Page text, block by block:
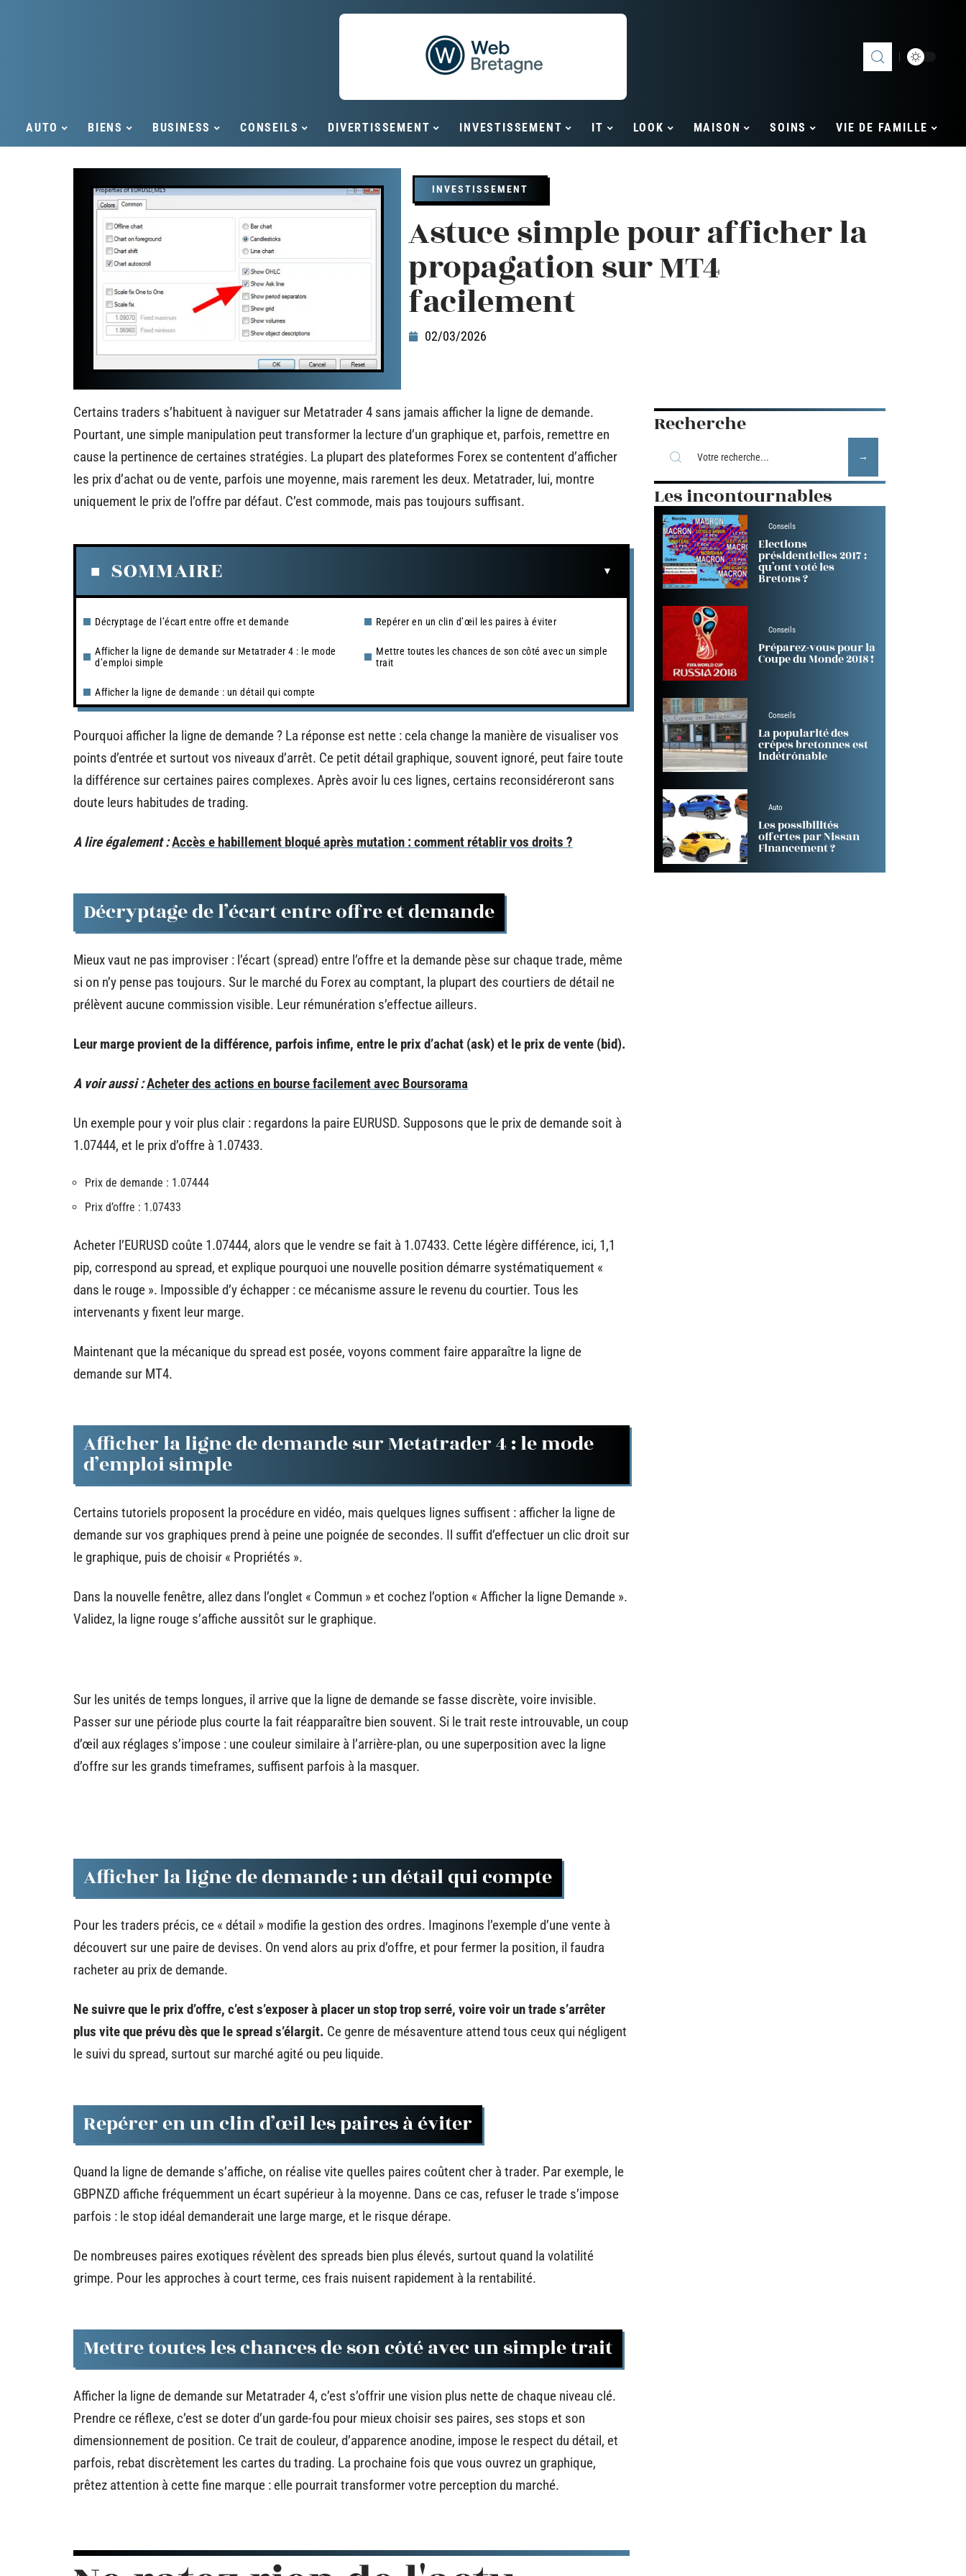
AUTO BIENS BUSINESS CONSEILS DIVERTISSEMENT INVESTISSEMENT IT LOOK MAISON SOINS VIE DE FAMILLE
INVESTISSEMENT
Astuce simple pour afficher la
propagation sur MT4
facilement
02/03/2026
Certains traders s’habituent à naviguer sur Metatrader 4 sans jamais afficher la ligne de demande.
Pourtant, une simple manipulation peut transformer la lecture d’un graphique et, parfois, remettre en
cause la pertinence de certaines stratégies. La plupart des plateformes Forex se contentent d’afficher
les prix d’achat ou de vente, parfois une moyenne, mais rarement les deux. Metatrader, lui, montre
uniquement le prix de l’offre par défaut. C’est commode, mais pas toujours suffisant.
SOMMAIRE
Décryptage de l’écart entre offre et demande
Afficher la ligne de demande sur Metatrader 4 : le mode
d’emploi simple
Afficher la ligne de demande : un détail qui compte
Repérer en un clin d’œil les paires à éviter
Mettre toutes les chances de son côté avec un simple
trait
Pourquoi afficher la ligne de demande ? La réponse est nette : cela change la manière de visualiser vos
points d’entrée et surtout vos niveaux d’arrêt. Ce petit détail graphique, souvent ignoré, peut faire toute
la différence sur certaines paires complexes. Après avoir lu ces lignes, certains reconsidéreront sans
doute leurs habitudes de trading.
A lire également :Accès e habillement bloqué après mutation : comment rétablir vos droits ?
Décryptage de l’écart entre offre et demande
Mieux vaut ne pas improviser : l’écart (spread) entre l’offre et la demande pèse sur chaque trade, même
si on n’y pense pas toujours. Sur le marché du Forex au comptant, la plupart des courtiers de détail ne
prélèvent aucune commission visible. Leur rémunération s’effectue ailleurs.
Leur marge provient de la différence, parfois infime, entre le prix d’achat (ask) et le prix de vente (bid).
A voir aussi :Acheter des actions en bourse facilement avec Boursorama
Un exemple pour y voir plus clair : regardons la paire EURUSD. Supposons que le prix de demande soit à
1.07444, et le prix d’offre à 1.07433.
Prix de demande : 1.07444
Prix d’offre : 1.07433
Acheter l’EURUSD coûte 1.07444, alors que le vendre se fait à 1.07433. Cette légère différence, ici, 1,1
pip, correspond au spread, et explique pourquoi une nouvelle position démarre systématiquement «
dans le rouge ». Impossible d’y échapper : ce mécanisme assure le revenu du courtier. Tous les
intervenants y fixent leur marge.
Maintenant que la mécanique du spread est posée, voyons comment faire apparaître la ligne de
demande sur MT4.
Afficher la ligne de demande sur Metatrader 4 : le mode
d’emploi simple
Certains tutoriels proposent la procédure en vidéo, mais quelques lignes suffisent : afficher la ligne de
demande sur vos graphiques prend à peine une poignée de secondes. Il suffit d’effectuer un clic droit sur
le graphique, puis de choisir « Propriétés ».
Dans la nouvelle fenêtre, allez dans l’onglet « Commun » et cochez l’option « Afficher la ligne Demande ».
Validez, la ligne rouge s’affiche aussitôt sur le graphique.
Sur les unités de temps longues, il arrive que la ligne de demande se fasse discrète, voire invisible.
Passer sur une période plus courte la fait réapparaître bien souvent. Si le trait reste introuvable, un coup
d’œil aux réglages s’impose : une couleur similaire à l’arrière-plan, ou une superposition avec la ligne
d’offre sur les grands timeframes, suffisent parfois à la masquer.
Afficher la ligne de demande : un détail qui compte
Pour les traders précis, ce « détail » modifie la gestion des ordres. Imaginons l’exemple d’une vente à
découvert sur une paire de devises. On vend alors au prix d’offre, et pour fermer la position, il faudra
racheter au prix de demande.
Ne suivre que le prix d’offre, c’est s’exposer à placer un stop trop serré, voire voir un trade s’arrêter
plus vite que prévu dès que le spread s’élargit. Ce genre de mésaventure attend tous ceux qui négligent
le suivi du spread, surtout sur marché agité ou peu liquide.
Repérer en un clin d’œil les paires à éviter
Quand la ligne de demande s’affiche, on réalise vite quelles paires coûtent cher à trader. Par exemple, le
GBPNZD affiche fréquemment un écart supérieur à la moyenne. Dans ce cas, refuser le trade s’impose
parfois : le stop idéal demanderait une large marge, et le risque dérape.
De nombreuses paires exotiques révèlent des spreads bien plus élevés, surtout quand la volatilité
grimpe. Pour les approches à court terme, ces frais nuisent rapidement à la rentabilité.
Mettre toutes les chances de son côté avec un simple trait
Afficher la ligne de demande sur Metatrader 4, c’est s’offrir une vision plus nette de chaque niveau clé.
Prendre ce réflexe, c’est se doter d’un garde-fou pour mieux choisir ses paires, ses stops et son
dimensionnement de position. Ce trait de couleur, d’apparence anodine, impose le respect du détail, et
parfois, rebat discrètement les cartes du trading. La prochaine fois que vous ouvrez un graphique,
prêtez attention à cette fine marque : elle pourrait transformer votre perception du marché.
Recherche
Les incontournables
Conseils
Elections
présidentielles 2017 :
qu’ont voté les
Bretons ?
Conseils
Préparez-vous pour la
Coupe du Monde 2018 !
Conseils
La popularité des
crêpes bretonnes est
indétrônable
Auto
Les possibilités
offertes par Nissan
Financement ?